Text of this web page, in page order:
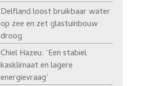
Delfland loost bruikbaar water
op zee en zet glastuinbouw
droog
Chiel Hazeu: ‘Een stabiel
kasklimaat en lagere
energievraag’